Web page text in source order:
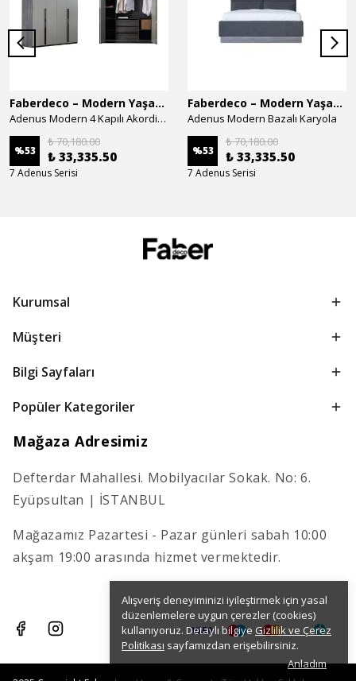
Alışveriş deneyiminizi iyileştirmek için yasal
düzenlemelere uygun çerezler (cookies)
kullanıyoruz. Detaylı bilgiye Gizlilik ve Çerez
Politikası sayfamızdan erişebilirsiniz.
Anladım
Faberdeco – Modern Yaşam Alanları İçin Özel Tasarım Mobilyalar
Adenus Modern 4 Kapılı Akordion Dolap
%53
₺ 70,180.00
₺ 33,335.50
7 Adenus Serisi
Faberdeco – Modern Yaşam Alanları İçin Özel Tasarım Mobilyalar
Adenus Modern Bazalı Karyola
%53
₺ 70,180.00
₺ 33,335.50
7 Adenus Serisi
Kurumsal
Müşteri
Bilgi Sayfaları
Popüler Kategoriler
Mağaza Adresimiz
Defterdar Mahallesi. Mobilyacılar Sokak. No: 6.
Eyüpsultan | İSTANBUL
Mağazamız Pazartesi - Pazar günleri sabah 10:00
akşam 19:00 arasında hizmet vermektedir.